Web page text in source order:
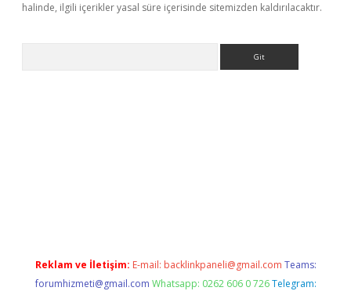
halinde, ilgili içerikler yasal süre içerisinde sitemizden kaldırılacaktır.
Reklam ve İletişim: E-mail: backlinkpaneli@gmail.com Teams:
forumhizmeti@gmail.com Whatsapp: 0262 606 0 726 Telegram: